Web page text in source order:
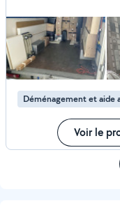
Déménagement et aide
Voir le